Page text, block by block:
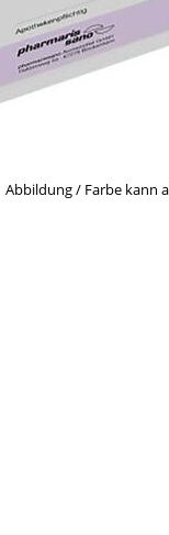
Abbildung / Farbe kann